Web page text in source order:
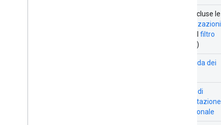
Filtri (incluse le
visualizzazioni
filtro
)
Convalida dei
Regole di
formattazione
condizionale